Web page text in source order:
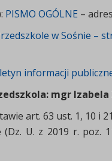
PISMO OGÓLNE –
w Sośnie –
informacji
mgr Izabela
art. 63 ust. 1, 10 i
U. z 2019 r. poz.